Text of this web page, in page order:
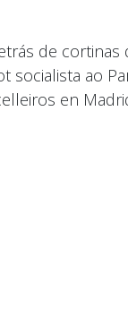
de cortinas
ao
en